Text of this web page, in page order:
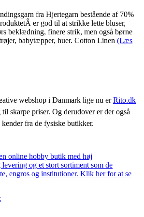
fra Hjertegarn bestående af 70%
er god til at strikke lette bluser,
beklædning, finere strik, men også børne
babytæpper, huer. Cotton Linen (Læs
webshop i Danmark lige nu erRito.dk
skarpe priser. Og derudover er der også
kender fra de fysiske butikker.
online hobby butik med høj
og et stort sortiment som de
engros og institutioner. Klik her for at se